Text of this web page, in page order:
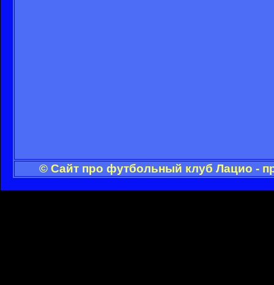
© Сайт про футбольный клуб Лацио -